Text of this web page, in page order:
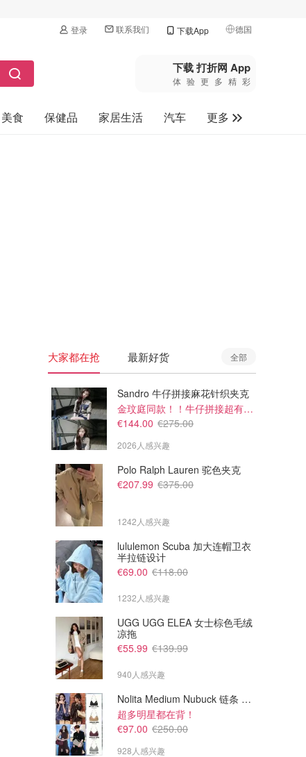
登录 联系我们 下载App 德国
🇺🇸美国
🇨🇳中国
🇨🇦加拿大
下载 打折网 App
体验更多精彩
美食 保健品 家居生活 汽车
更多
大家都在抢 最新好货 全部
Sandro 牛仔拼接麻花针织夹克
金玟庭同款！！牛仔拼接超有层次感
€144.00 €275.00
2026人感兴趣
Polo Ralph Lauren 驼色夹克
€207.99 €375.00
1242人感兴趣
lululemon Scuba 加大连帽卫衣
半拉链设计
€69.00 €118.00
1232人感兴趣
UGG UGG ELEA 女士棕色毛绒
凉拖
€55.99 €139.99
940人感兴趣
Nolita Medium Nubuck 链条 pochette
超多明星都在背！
€97.00 €250.00
928人感兴趣